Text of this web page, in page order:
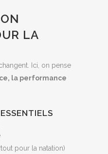
LA
Ici, on pense
la performance
pour la natation)